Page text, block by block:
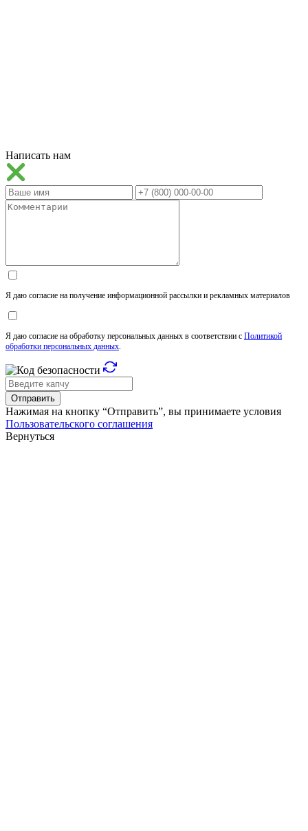
Написать нам
Я даю согласие на получение информационной рассылки и рекламных материалов
Я даю согласие на обработку персональных данных в соответствии с Политикой
обработки персональных данных
Отправить
Нажимая на кнопку “Отправить”, вы принимаете условия
Пользовательского соглашения
Вернуться